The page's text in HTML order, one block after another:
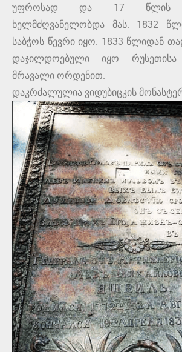
უფროსად და 17 წლის
ხელმძღვანელობდა მას. 1832
საბჭოს წევრი იყო. 1833 წლიდან
დაჯილდოებული იყო
მრავალი ორდენით.
დაკრძალულია ვიდუბიცკის